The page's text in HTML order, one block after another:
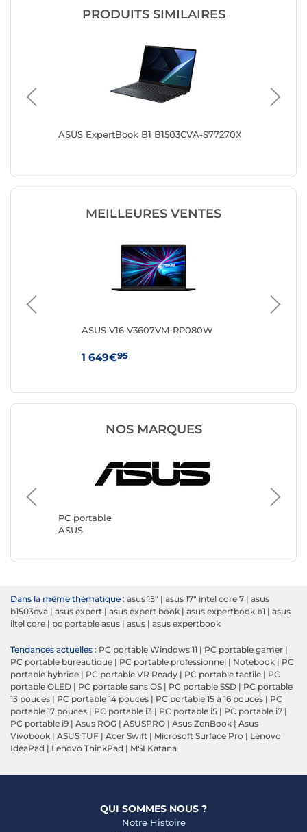
PRODUITS SIMILAIRES
ASUS ExpertBook B1 B1503CVA-S77270X
MEILLEURES VENTES
ASUS V16 V3607VM-RP080W
1 649€95
NOS MARQUES
PC portable
ASUS
PC
Lenovo
Dans la même thématique : asus 15" | asus 17" intel core 7 | asus
b1503cva | asus expert | asus expert book | asus expertbook b1 | asus
iltel core | pc portable asus | asus | asus expertbook
Tendances actuelles : PC portable Windows 11 | PC portable gamer |
PC portable bureautique | PC portable professionnel | Notebook | PC
portable hybride | PC portable VR Ready | PC portable tactile | PC
portable OLED | PC portable sans OS | PC portable SSD | PC portable
13 pouces | PC portable 14 pouces | PC portable 15 à 16 pouces | PC
portable 17 pouces | PC portable i3 | PC portable i5 | PC portable i7 |
PC portable i9 | Asus ROG | ASUSPRO | Asus ZenBook | Asus
Vivobook | ASUS TUF | Acer Swift | Microsoft Surface Pro | Lenovo
IdeaPad | Lenovo ThinkPad | MSI Katana
QUI SOMMES NOUS ?
Notre Histoire